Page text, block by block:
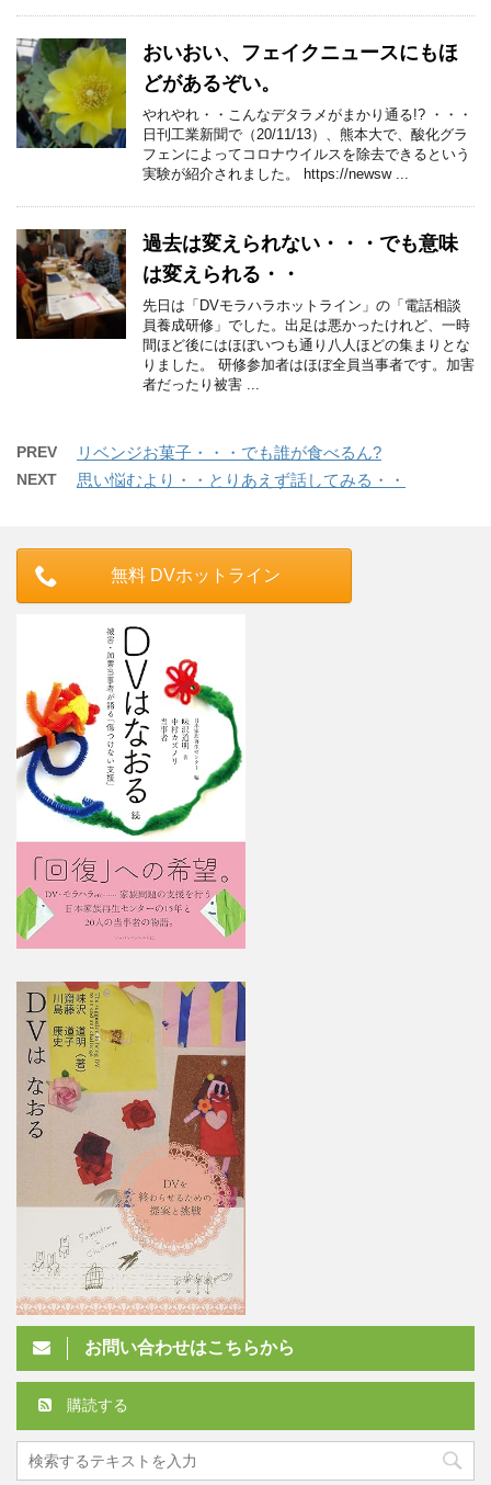
おいおい、フェイクニュースにもほ
どがあるぞい。
やれやれ・・こんなデタラメがまかり通る!? ・・・
日刊工業新聞で（20/11/13）、熊本大で、酸化グラ
フェンによってコロナウイルスを除去できるという
実験が紹介されました。 https://newsw ...
過去は変えられない・・・でも意味
は変えられる・・
先日は「DVモラハラホットライン」の「電話相談
員養成研修」でした。出足は悪かったけれど、一時
間ほど後にはほぼいつも通り八人ほどの集まりとな
りました。 研修参加者はほぼ全員当事者です。加害
者だったり被害 ...
PREV リベンジお菓子・・・でも誰が食べるん?
NEXT 思い悩むより・・とりあえず話してみる・・
無料 DVホットライン
お問い合わせはこちらから
購読する